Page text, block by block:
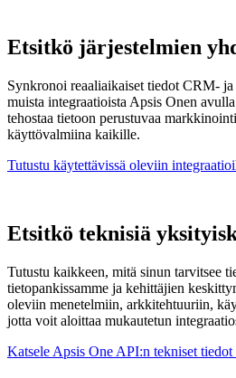
Etsitkö järjestelmien
Synkronoi reaaliaikaiset tiedot CRM-
muista integraatioista Apsis Onen
tehostaa tietoon perustuvaa
käyttövalmiina kaikille.
Tutustu käytettävissä oleviin
Etsitkö teknisiä
Tutustu kaikkeen, mitä sinun tarvitsee
tietopankissamme ja kehittäjien
oleviin menetelmiin, arkkitehtuuriin,
jotta voit aloittaa mukautetun
Katsele Apsis One API:n tekniset tiedot